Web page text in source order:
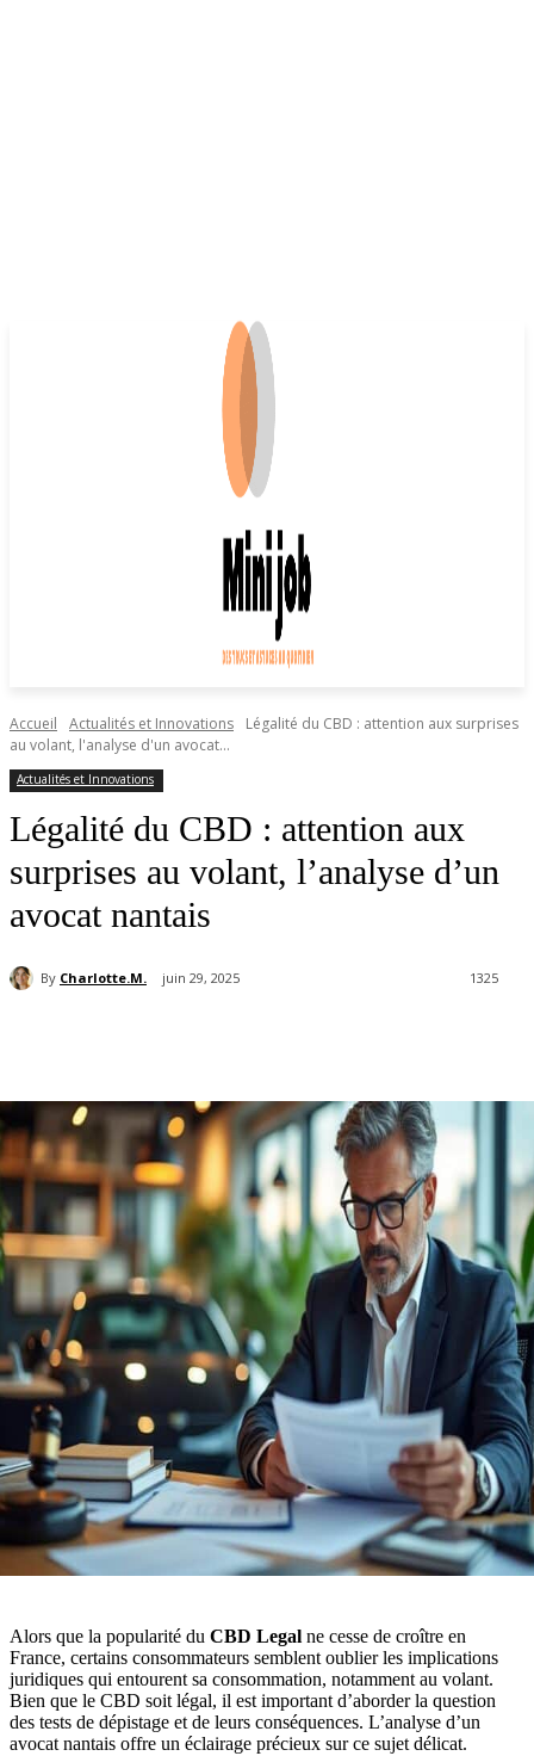
Accueil Actualités et Innovations
Légalité du CBD : attention aux surprises
au volant, l'analyse d'un avocat...
Actualités et Innovations
Légalité du CBD : attention aux
surprises au volant, l’analyse d’un
avocat nantais
By Charlotte.M. juin 29, 2025 1325
Alors que la popularité du CBD Legal ne cesse de croître en
France, certains consommateurs semblent oublier les implications
juridiques qui entourent sa consommation, notamment au volant.
Bien que le CBD soit légal, il est important d’aborder la question
des tests de dépistage et de leurs conséquences. L’analyse d’un
avocat nantais offre un éclairage précieux sur ce sujet délicat.